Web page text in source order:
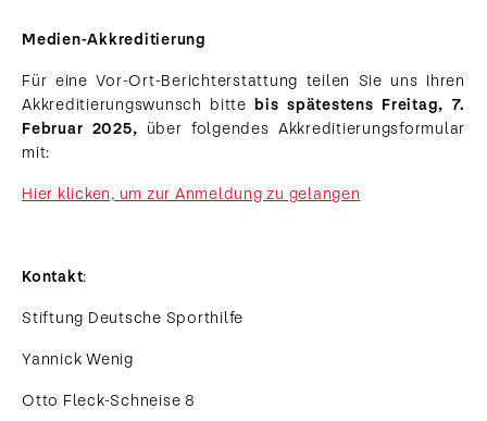
Medien-Akkreditierung
Für eine Vor-Ort-Berichterstattung teilen Sie uns Ihren
Akkreditierungswunsch bittebis spätestens Freitag, 7.
Februar 2025, über folgendes Akkreditierungsformular
mit:
Hier klicken, um zur Anmeldung zu gelangen
Kontakt:
Stiftung Deutsche Sporthilfe
Yannick Wenig
Otto Fleck-Schneise 8